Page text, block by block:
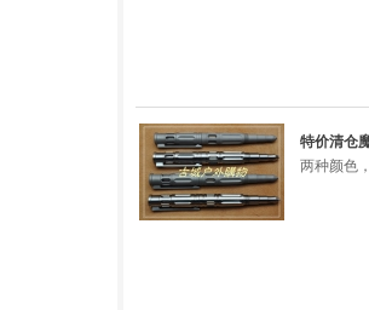
特价清仓
两种颜色